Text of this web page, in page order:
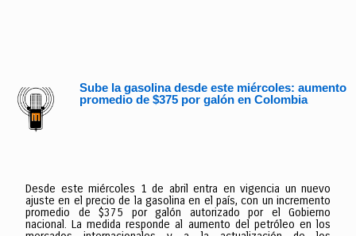
Sube la gasolina desde este miércoles: aumento
promedio de $375 por galón en Colombia
Desde este miércoles 1 de abril entra en vigencia un nuevo
ajuste en el precio de la gasolina en el país, con un incremento
promedio de $375 por galón autorizado por el Gobierno
nacional. La medida responde al aumento del petróleo en los